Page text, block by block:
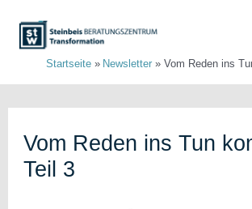
Inhalt
springenStartseite Newsletter Vom Reden ins
Vom Reden ins Tun
Teil 3